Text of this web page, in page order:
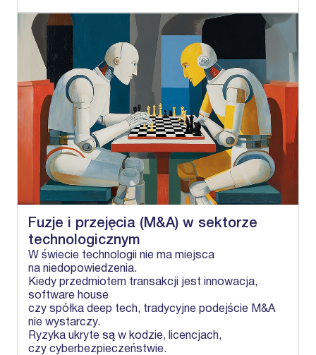
Fuzje i przejęcia (M&A) w sektorze
technologicznym
W świecie technologii nie ma miejsca
na niedopowiedzenia.
Kiedy przedmiotem transakcji jest innowacja,
software house
czy spółka deep tech, tradycyjne podejście M&A
nie wystarczy.
Ryzyka ukryte są w kodzie, licencjach,
czy cyberbezpieczeństwie.